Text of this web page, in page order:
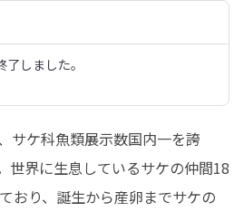
しました。
サケ科魚類展示数国内一を誇
世界に生息しているサケの仲間18
おり、誕生から産卵までサケの